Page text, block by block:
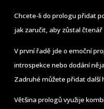
Chcete-li do prologu přidat
jak zaručit, aby zůstal čtenář
V první řadě jde o emoční
introspekce nebo dodání
Zadruhé můžete přidat další
Většina prologů využije